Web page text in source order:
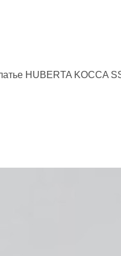
HUBERTA KOCCA